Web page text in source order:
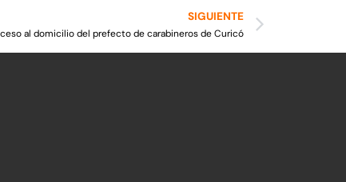
SIGUIENTE
al domicilio del prefecto de carabineros de Curicó